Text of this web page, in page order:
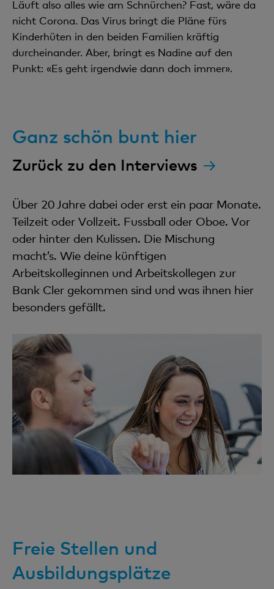
Läuft also alles wie am Schnürchen? Fast, wäre da
nicht Corona. Das Virus bringt die Pläne fürs
Kinderhüten in den beiden Familien kräftig
durcheinander. Aber, bringt es Nadine auf den
Punkt: «Es geht irgendwie dann doch immer».
Ganz schön bunt hier
Zurück zu den Interviews
Über 20 Jahre dabei oder erst ein paar Monate.
Teilzeit oder Vollzeit. Fussball oder Oboe. Vor
oder hinter den Kulissen. Die Mischung
macht’s. Wie deine künftigen
Arbeitskolleginnen und Arbeitskollegen zur
Bank Cler gekommen sind und was ihnen hier
besonders gefällt.
Freie Stellen und
Ausbildungsplätze